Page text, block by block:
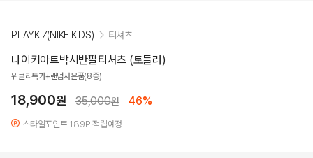
PLAYKIZ(NIKE KIDS) 티셔츠
나이키아트박시반팔티셔츠 (토들러)
위클리특가+랜덤사은품(8종)
18,900원 35,000원 46%
스타일포인트 189P 적립예정